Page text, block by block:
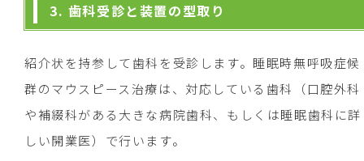
3. 歯科受診と装置の型取り
紹介状を持参して歯科を受診します。睡眠時無呼吸症候
群のマウスピース治療は、対応している歯科（口腔外科
や補綴科がある大きな病院歯科、もしくは睡眠歯科に詳
しい開業医）で行います。